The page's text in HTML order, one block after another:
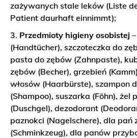
zażywanych stale leków (Liste
Patient daurhaft einnimmt);
Przedmioty higieny osobistej
(Handtücher), szczoteczka do
pasta do zębów (Zahnpaste),
zębów (Becher), grzebień
włosów (Haarbürste), szampon
(Shampoo), suszarka (Föhn), żel
(Duschgel), dezodorant
paznokci (Nagelschere), dla
(Schminkzeug), dla panów